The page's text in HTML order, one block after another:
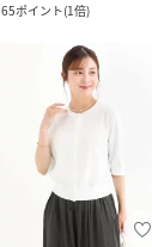
65ポイント(1倍)